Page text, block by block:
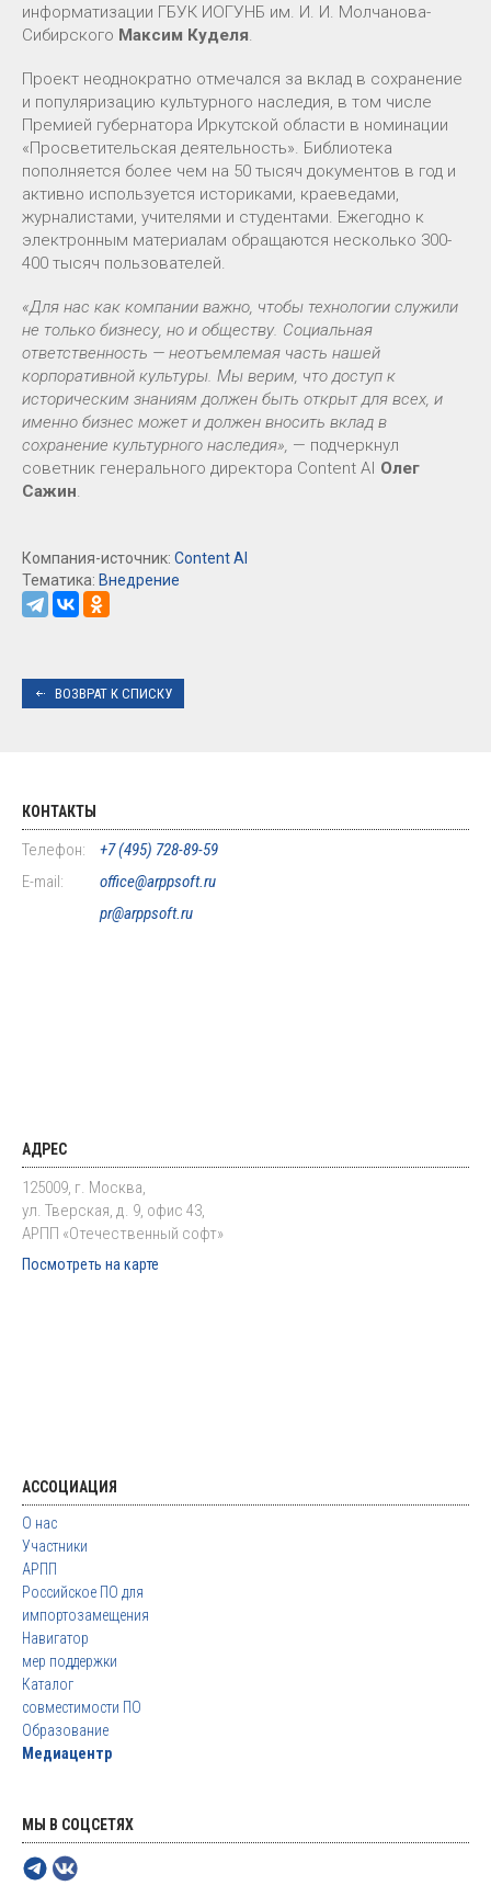
информатизации ГБУК ИОГУНБ им. И. И. Молчанова-
Сибирского Максим Куделя.
Проект неоднократно отмечался за вклад в сохранение
и популяризацию культурного наследия, в том числе
Премией губернатора Иркутской области в номинации
«Просветительская деятельность». Библиотека
пополняется более чем на 50 тысяч документов в год и
активно используется историками, краеведами,
журналистами, учителями и студентами. Ежегодно к
электронным материалам обращаются несколько 300-
400 тысяч пользователей.
«Для нас как компании важно, чтобы технологии служили
не только бизнесу, но и обществу. Социальная
ответственность — неотъемлемая часть нашей
корпоративной культуры. Мы верим, что доступ к
историческим знаниям должен быть открыт для всех, и
именно бизнес может и должен вносить вклад в
сохранение культурного наследия», — подчеркнул
советник генерального директора Content AI Олег
Сажин.
Компания-источник: Content AI
Тематика: Внедрение
ВОЗВРАТ К СПИСКУ
КОНТАКТЫ
Телефон:
+7 (495) 728-89-59
E-mail:
office@arppsoft.ru
pr@arppsoft.ru
АДРЕС
125009, г. Москва,
ул. Тверская, д. 9, офис 43,
АРПП «Отечественный софт»
Посмотреть на карте
АССОЦИАЦИЯ
О нас
Участники
АРПП
Российское ПО для
импортозамещения
Навигатор
мер поддержки
Каталог
совместимости ПО
Образование
Медиацентр
МЫ В СОЦСЕТЯХ